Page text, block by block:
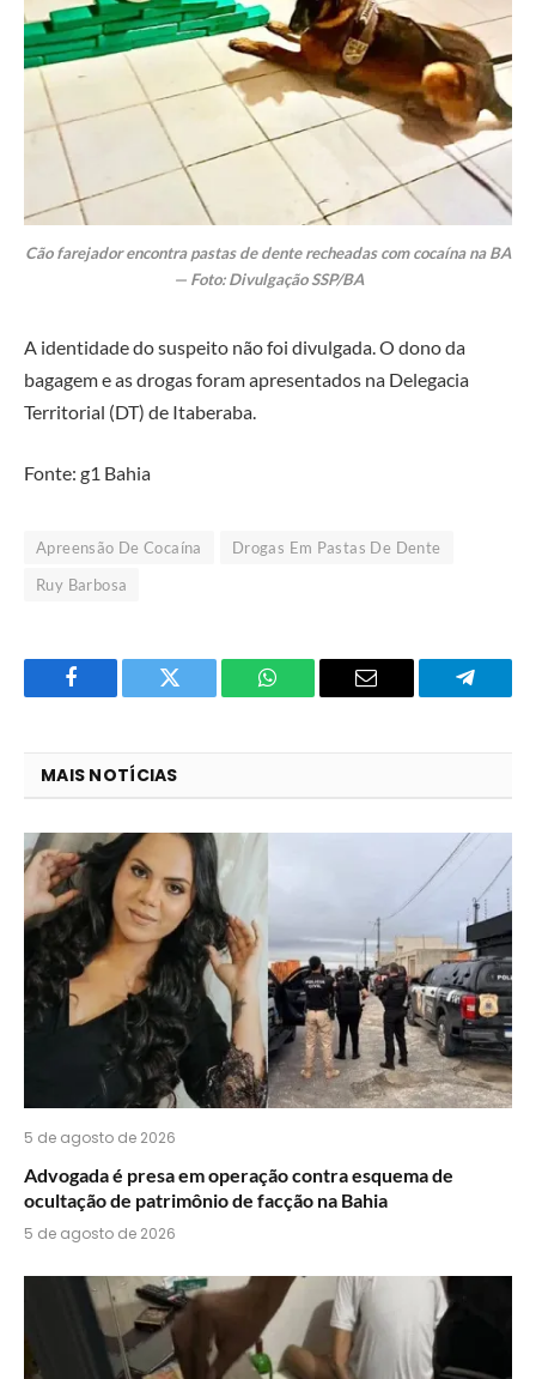
Cão farejador encontra pastas de dente recheadas com cocaína na BA
— Foto: Divulgação SSP/BA
A identidade do suspeito não foi divulgada. O dono da
bagagem e as drogas foram apresentados na Delegacia
Territorial (DT) de Itaberaba.
Fonte: g1 Bahia
Apreensão De Cocaína
Drogas Em Pastas De Dente
Ruy Barbosa
Facebook Twitter
O
E-
MAIS NOTÍCIAS
5 de agosto de 2026
Advogada é presa em operação contra esquema de
ocultação de patrimônio de facção na Bahia
5 de agosto de 2026